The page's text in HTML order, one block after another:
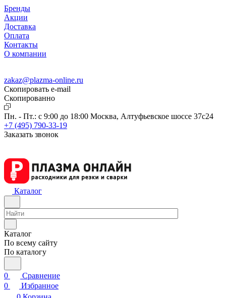
Бренды
Акции
Доставка
Оплата
Контакты
О компании
zakaz@plazma-online.ru
Скопировать e-mail
Cкопированно
Пн. - Пт.: с 9:00 до 18:00 Москва, Алтуфьевское шоссе 37с24
+7 (495) 790-33-19
Заказать звонок
Каталог
Каталог
По всему сайту
По каталогу
0
Сравнение
0
Избранное